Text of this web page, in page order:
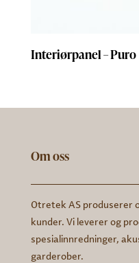
Interiørpanel – Puro
Om oss
Otretek AS produserer
kunder. Vi leverer og
spesialinnredninger,
garderober.